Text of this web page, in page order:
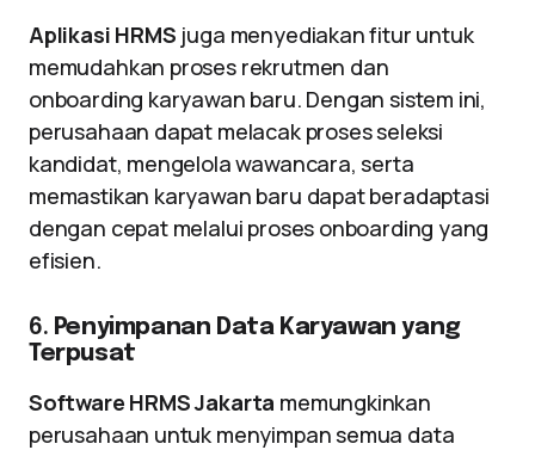
Aplikasi HRMS juga menyediakan fitur untuk
memudahkan proses rekrutmen dan
onboarding karyawan baru. Dengan sistem ini,
perusahaan dapat melacak proses seleksi
kandidat, mengelola wawancara, serta
memastikan karyawan baru dapat beradaptasi
dengan cepat melalui proses onboarding yang
efisien.
6. Penyimpanan Data Karyawan yang
Terpusat
Software HRMS Jakarta memungkinkan
perusahaan untuk menyimpan semua data